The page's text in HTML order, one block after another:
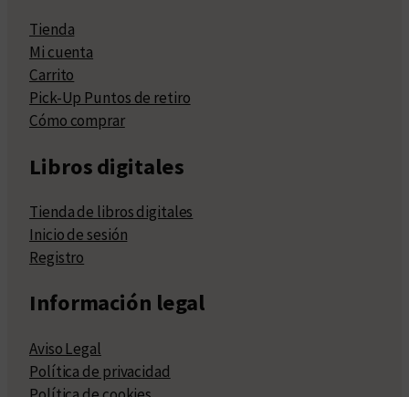
Tienda
Mi cuenta
Carrito
Pick-Up Puntos de retiro
Cómo comprar
Libros digitales
Tienda de libros digitales
Inicio de sesión
Registro
Información legal
Aviso Legal
Política de privacidad